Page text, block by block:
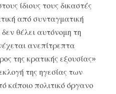
ίδιους τους δικαστές
από συνταγματική
θέλει αυτόνομη τη
ανεπίτρεπτα
της κρατικής εξουσίας»
της ηγεσίας των
κάποιο πολιτικό όργανο